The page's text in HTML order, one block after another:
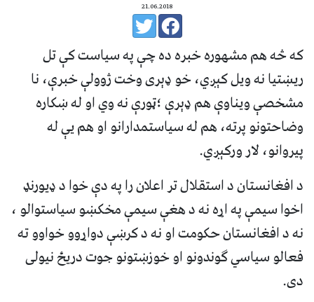
21.06.2018
که څه هم مشهوره خبره ده چې په سیاست کې تل
ریښتیا نه ویل کېږي، خو ډېری وخت ژوولې خبرې، نا
مشخصې ویناوې هم ډېرې ؛ټورې نه وي او له ښکاره
وضاحتونو پرته، هم له سیاستمدارانو او هم یې له
پیروانو، لار ورکېږي.
د افغانستان د استقلال تر اعلان را په دې خوا د ډیورنډ
اخوا سیمې په اړه نه د هغې سیمې مخکښو سیاستوالو ،
نه د افغانستان حکومت او نه د کرښې دواړوو خواوو ته
فعالو سیاسي ګوندونو او خوزښتونو جوت دریځ نیولی
دی.